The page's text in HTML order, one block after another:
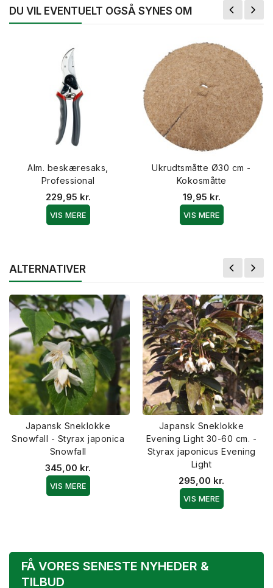
DU VIL EVENTUELT OGSÅ SYNES OM
Alm. beskæresaks,
Professional
229,95 kr.
VIS MERE
Ukrudtsmåtte Ø30 cm -
Kokosmåtte
19,95 kr.
VIS MERE
ALTERNATIVER
Japansk Sneklokke
Snowfall - Styrax japonica
Snowfall
345,00 kr.
VIS MERE
Japansk Sneklokke
Evening Light 30-60 cm. -
Styrax japonicus Evening
Light
295,00 kr.
VIS MERE
FÅ VORES SENESTE NYHEDER &
TILBUD